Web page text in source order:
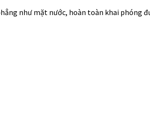
như mặt nước, hoàn toàn khai phóng